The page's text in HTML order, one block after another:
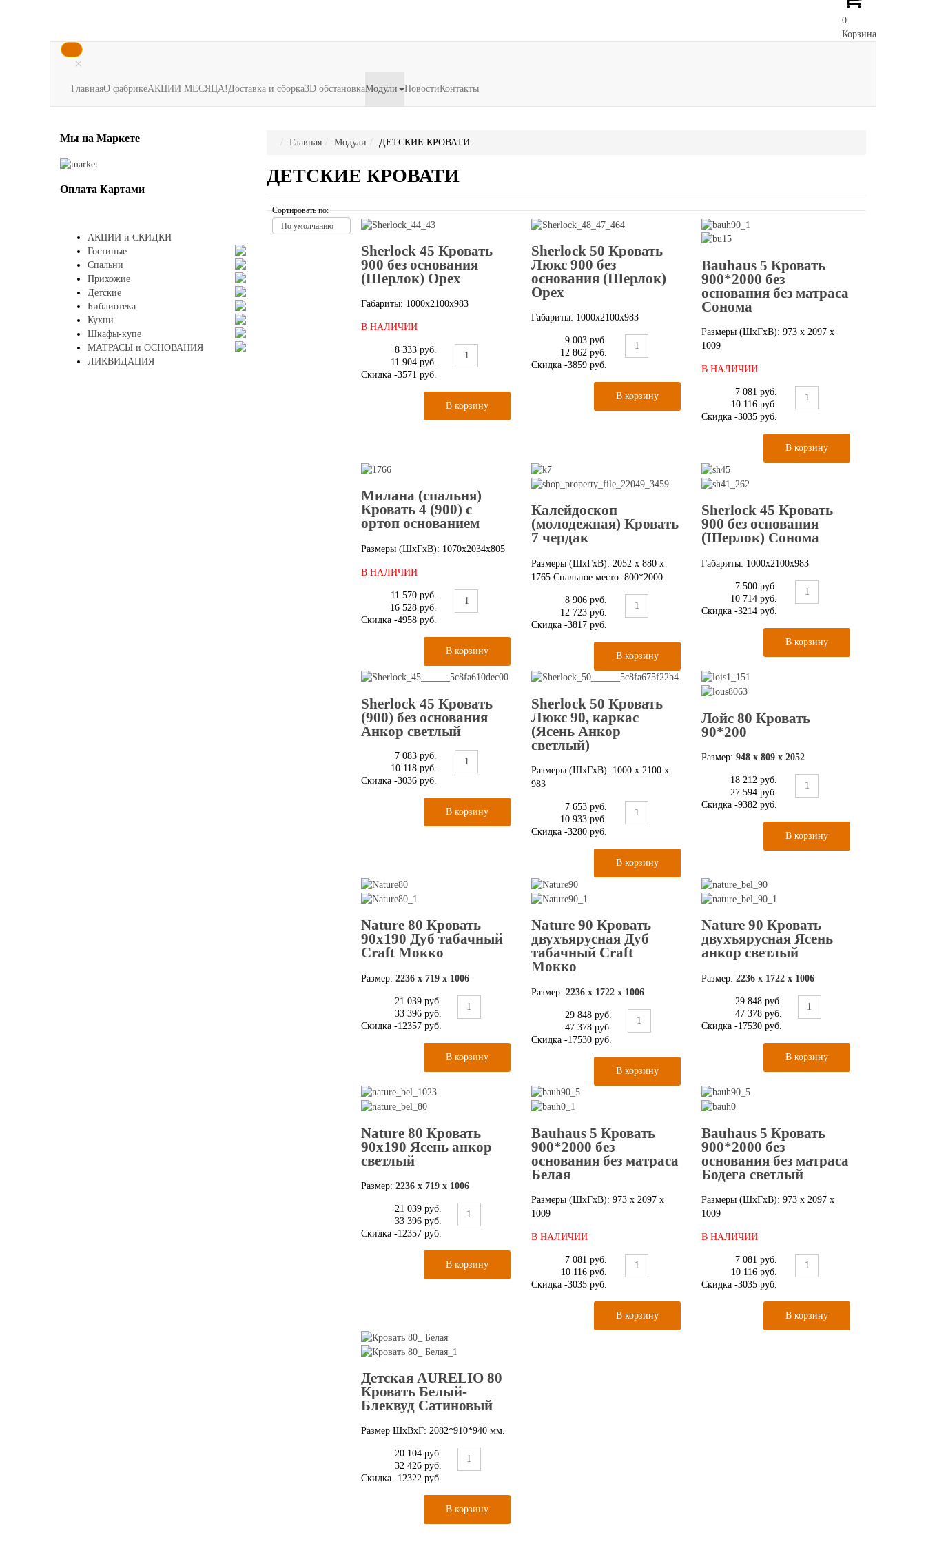
0
Корзина
×
ГлавнаяО фабрикеАКЦИИ МЕСЯЦА!Доставка и сборка3D обстановкаМодули НовостиКонтакты
Главная Модули ДЕТСКИЕ КРОВАТИ
ДЕТСКИЕ КРОВАТИ
Сортировать по:
По умолчанию
Sherlock 45 Кровать
900 без основания
(Шерлок) Орех
Габариты: 1000x2100x983
В НАЛИЧИИ
8 333 руб.
11 904 руб.
Скидка -3571 руб.
Sherlock 50 Кровать
Люкс 900 без
основания (Шерлок)
Орех
Габариты: 1000x2100x983
9 003 руб.
12 862 руб.
Скидка-3859 руб.
Bauhaus 5 Кровать
900*2000 без
основания без матраса
Сонома
Размеры (ШxГxВ): 973 х 2097 х
1009
В НАЛИЧИИ
7 081 руб.
10 116 руб.
Скидка-3035 руб.
Милана (спальня)
Кровать 4 (900) с
ортоп основанием
Размеры (ШxГxВ): 1070x2034x805
В НАЛИЧИИ
11 570 руб.
16 528 руб.
Скидка -4958 руб.
Калейдоскоп
(молодежная) Кровать
7 чердак
Размеры (ШxГxВ): 2052 x 880 x
1765 Спальное место: 800*2000
8 906 руб.
12 723 руб.
Скидка-3817 руб.
Sherlock 45 Кровать
900 без основания
(Шерлок) Сонома
Габариты: 1000x2100x983
7 500 руб.
10 714 руб.
Скидка-3214 руб.
Sherlock 45 Кровать
(900) без основания
Анкор светлый
7 083 руб.
10 118 руб.
Скидка -3036 руб.
Sherlock 50 Кровать
Люкс 90, каркас
(Ясень Анкор
светлый)
Размеры (ШxГxВ): 1000 x 2100 x
983
7 653 руб.
10 933 руб.
Скидка-3280 руб.
Лойс 80 Кровать
90*200
Размер: 948 х 809 х 2052
18 212 руб.
27 594 руб.
Скидка-9382 руб.
Nature 80 Кровать
90х190 Дуб табачный
Craft Мокко
Размер: 2236 х 719 х 1006
21 039 руб.
33 396 руб.
Скидка -12357 руб.
Nature 90 Кровать
двухъярусная Дуб
табачный Craft
Мокко
Размер: 2236 х 1722 х 1006
29 848 руб.
47 378 руб.
Скидка-17530 руб.
Nature 90 Кровать
двухъярусная Ясень
анкор светлый
Размер: 2236 х 1722 х 1006
29 848 руб.
47 378 руб.
Скидка-17530 руб.
Nature 80 Кровать
90х190 Ясень анкор
светлый
Размер: 2236 х 719 х 1006
21 039 руб.
33 396 руб.
Скидка -12357 руб.
Bauhaus 5 Кровать
900*2000 без
основания без матраса
Белая
Размеры (ШxГxВ): 973 х 2097 х
1009
В НАЛИЧИИ
7 081 руб.
10 116 руб.
Скидка-3035 руб.
Bauhaus 5 Кровать
900*2000 без
основания без матраса
Бодега светлый
Размеры (ШxГxВ): 973 х 2097 х
1009
В НАЛИЧИИ
7 081 руб.
10 116 руб.
Скидка-3035 руб.
Детская AURELIO 80
Кровать Белый-
Блеквуд Сатиновый
Размер ШхВхГ: 2082*910*940 мм.
20 104 руб.
32 426 руб.
Скидка -12322 руб.
Мы на Маркете
Оплата Картами
АКЦИИ и СКИДКИ
Гостиные
Спальни
Прихожие
Детские
Библиотека
Кухни
Шкафы-купе
МАТРАСЫ и ОСНОВАНИЯ
ЛИКВИДАЦИЯ